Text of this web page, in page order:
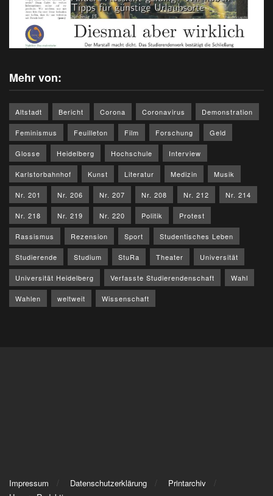
Mehr von:
Altstadt Bericht Corona Coronavirus Demonstration
Feminismus Feuilleton Film Forschung Geld
Glosse Heidelberg Hochschule Interview
Karlstorbahnhof Kunst Literatur Medizin Musik
Nr. 201 Nr. 206 Nr. 207 Nr. 208 Nr. 212 Nr. 214
Nr. 218 Nr. 219 Nr. 220 Politik Protest
Rassismus Rezension Sport Studentisches Leben
Studierende Studium StuRa Theater Universität
Universität Heidelberg Verfasste Studierendenschaft Wahl
Wahlen weltweit Wissenschaft
Impressum Datenschutzerklärung
Printarchiv